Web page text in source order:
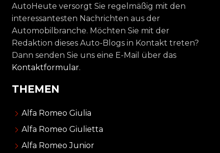
AutoHeute versorgt Sie regelmäßig mit den
interessantesten Nachrichten aus der
Automobilbranche. Möchten Sie mit der
Redaktion dieses Auto-Blogs in Kontakt treten?
Dann senden Sie uns eine E-Mail über das
Kontaktformular.
THEMEN
Alfa Romeo Giulia
Alfa Romeo Giulietta
Alfa Romeo Junior